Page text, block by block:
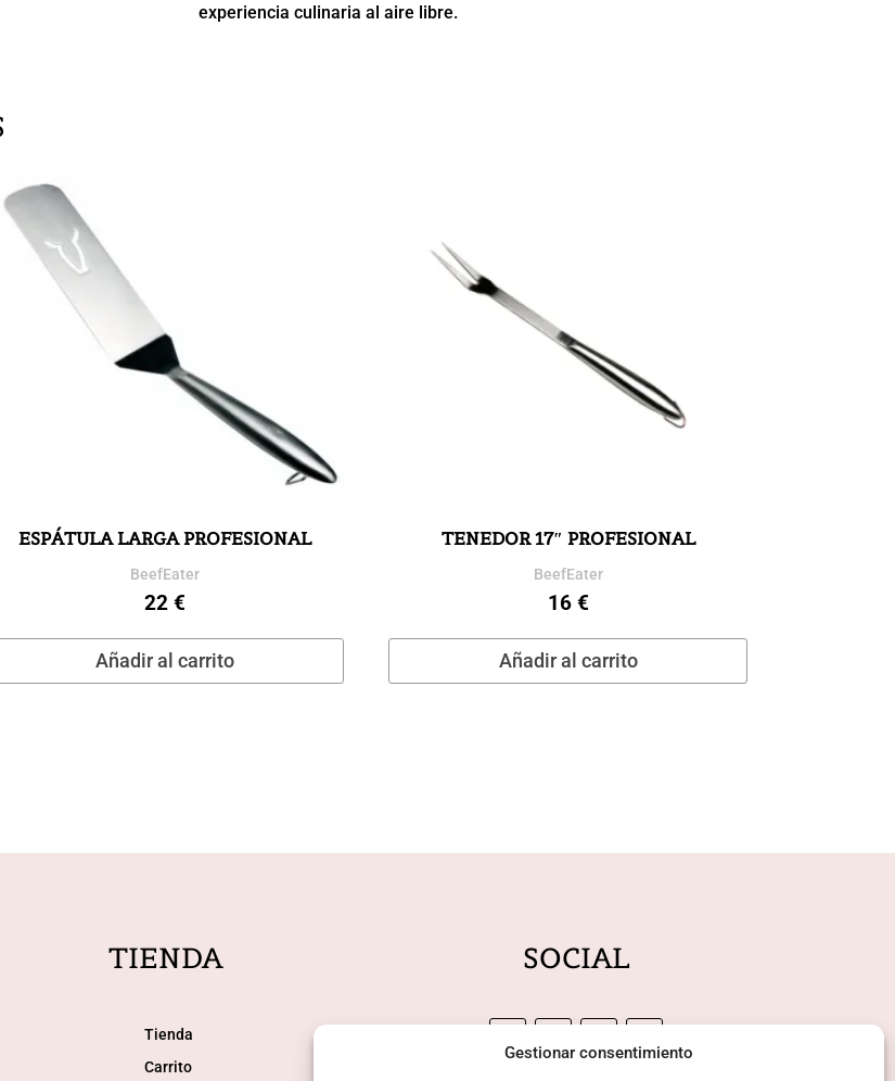
Gestionar consentimiento
experiencia culinaria al aire libre.
ESPÁTULA LARGA PROFESIONAL
BeefEater
22€
Añadir al carrito
TENEDOR 17″ PROFESIONAL
BeefEater
16 €
Añadir al carrito
TIENDA
Tienda
Carrito
SOCIAL